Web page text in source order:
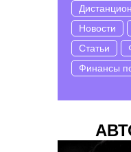
Новости
Статьи
Финансы